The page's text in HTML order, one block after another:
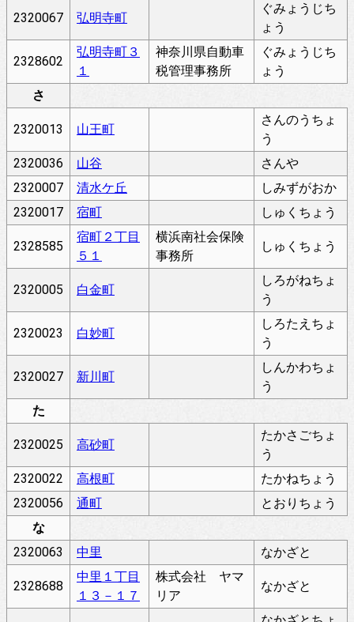
2320067 弘明寺町
ぐみょうじち
ょう
2328602
弘明寺町３
１
神奈川県自動車
税管理事務所
ぐみょうじち
ょう
さ
2320013 山王町
さんのうちょ
う
2320036
山谷
さんや
2320007
清水ケ丘
しみずがおか
2320017
宿町 しゅくちょう
2328585
宿町２丁目
５１
横浜南社会保険
事務所
しゅくちょう
2320005 白金町
しろがねちょ
う
2320023 白妙町
しろたえちょ
う
2320027 新川町
しんかわちょ
う
た
2320025 高砂町
たかさごちょ
う
2320022
高根町
たかねちょう
2320056
通町
とおりちょう
な
2320063
中里 なかざと
2328688
中里１丁目
１３－１７
株式会社 ヤマ
リア
なかざと